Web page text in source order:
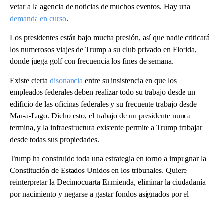
vetar a la agencia de noticias de muchos eventos. Hay una
demanda en curso.
Los presidentes están bajo mucha presión, así que nadie criticará
los numerosos viajes de Trump a su club privado en Florida,
donde juega golf con frecuencia los fines de semana.
Existe cierta disonancia entre su insistencia en que los
empleados federales deben realizar todo su trabajo desde un
edificio de las oficinas federales y su frecuente trabajo desde
Mar-a-Lago. Dicho esto, el trabajo de un presidente nunca
termina, y la infraestructura existente permite a Trump trabajar
desde todas sus propiedades.
Trump ha construido toda una estrategia en torno a impugnar la
Constitución de Estados Unidos en los tribunales. Quiere
reinterpretar la Decimocuarta Enmienda, eliminar la ciudadanía
por nacimiento y negarse a gastar fondos asignados por el